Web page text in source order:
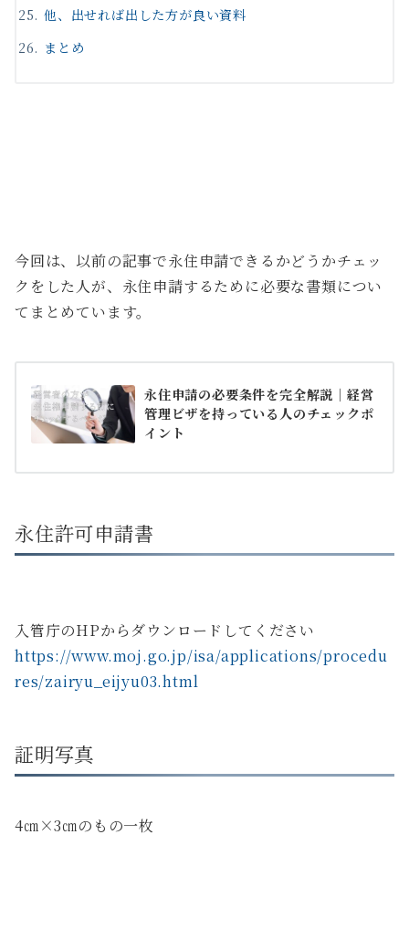
他、出せれば出した方が良い資料
まとめ
今回は、以前の記事で永住申請できるかどうかチェッ
クをした人が、永住申請するために必要な書類につい
てまとめています。
永住申請の必要条件を完全解説｜経営
管理ビザを持っている人のチェックポ
イント
永住許可申請書
入管庁のHPからダウンロードしてください
https://www.moj.go.jp/isa/applications/procedu
res/zairyu_eijyu03.html
証明写真
4㎝×3㎝のもの一枚